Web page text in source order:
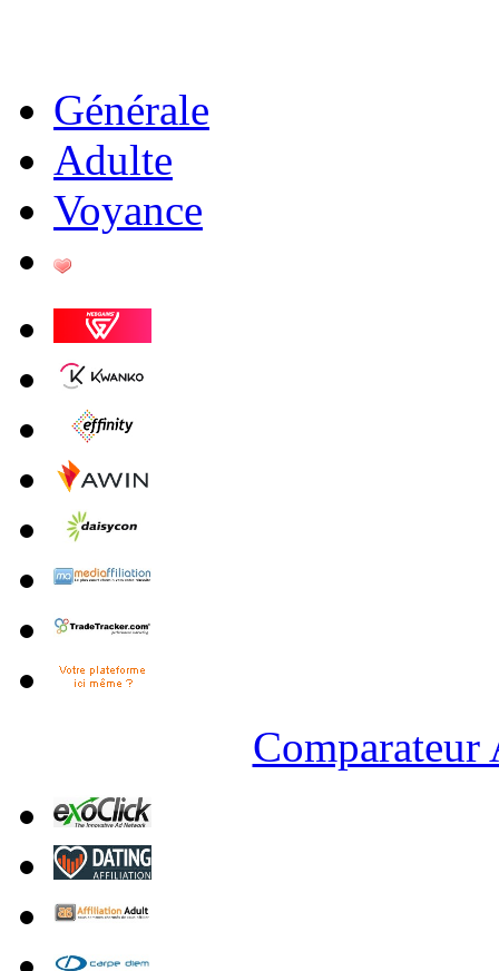
Générale
Adulte
Voyance